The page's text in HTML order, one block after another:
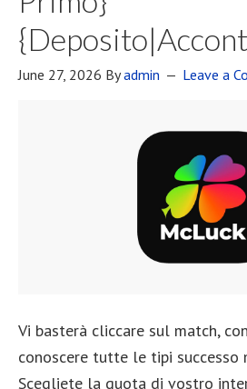
June 27, 2026 Byadmin Leave a
Vi basterà cliccare sul match,
conoscere tutte le tipi successo
Scegliete la quota di vostro